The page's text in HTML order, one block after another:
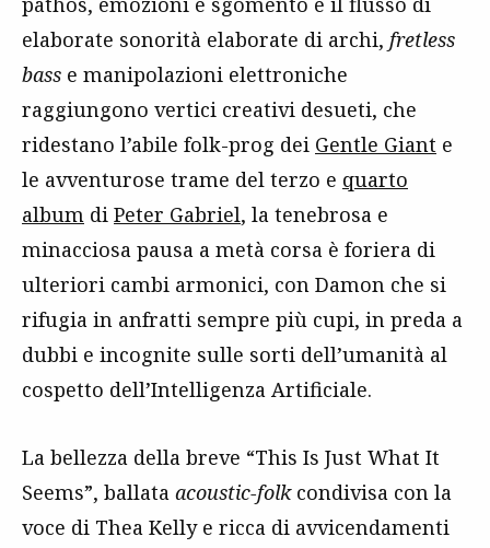
elaborate sonorità elaborate di archi, fretless
bass e manipolazioni elettroniche
raggiungono vertici creativi desueti, che
ridestano l’abile folk-prog dei Gentle Giant e
le avventurose trame del terzo e quarto
album di Peter Gabriel, la tenebrosa e
minacciosa pausa a metà corsa è foriera di
ulteriori cambi armonici, con Damon che si
rifugia in anfratti sempre più cupi, in preda a
dubbi e incognite sulle sorti dell’umanità al
cospetto dell’Intelligenza Artificiale.
La bellezza della breve “This Is Just What It
Seems”, ballata acoustic-folkcondivisa con la
voce di Thea Kelly e ricca di avvicendamenti